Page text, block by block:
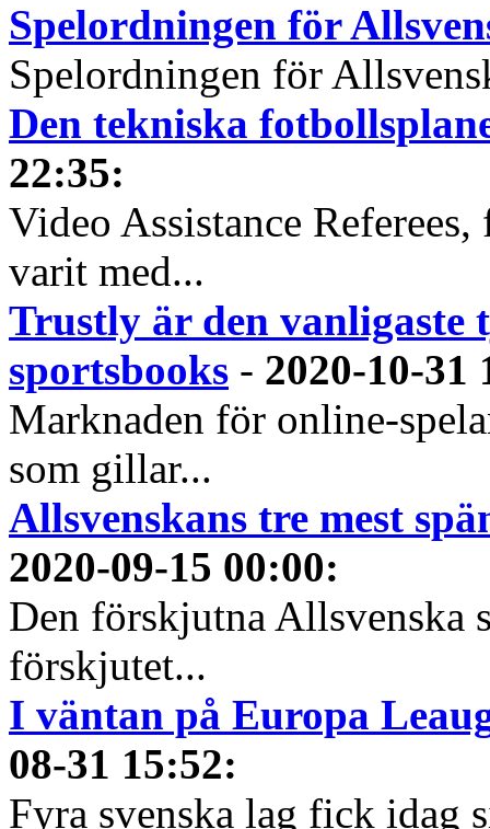
Spelordningen för
Spelordningen för
Den tekniska
22:35:
Video Assistance
varit med...
Trustly är den vanligaste
sportsbooks - 2020-10-31
Marknaden för online-
som gillar...
Allsvenskans tre mest
2020-09-15 00:00:
Den förskjutna Allsvenska
förskjutet...
I väntan på Europa
08-31 15:52:
Fyra svenska lag fick idag